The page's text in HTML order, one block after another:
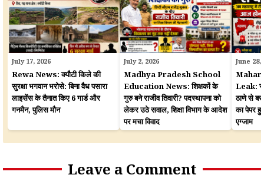
July 17, 2026
Rewa News: क्यौटी किले की
सुरक्षा भगवान भरोसे: बिना वैध पसारा
लाइसेंस के तैनात किए 6 गार्ड और
गनमैन, पुलिस मौन
July 2, 2026
Madhya Pradesh School
Education News: शिक्षकों के
गुरु बने राजीव तिवारी? पदस्थापना को
लेकर उठे सवाल, शिक्षा विभाग के आदेश
पर मचा विवाद
June 28,
Leak:
ठाणे से
का पेपर
एग्जाम
Leave a Comment